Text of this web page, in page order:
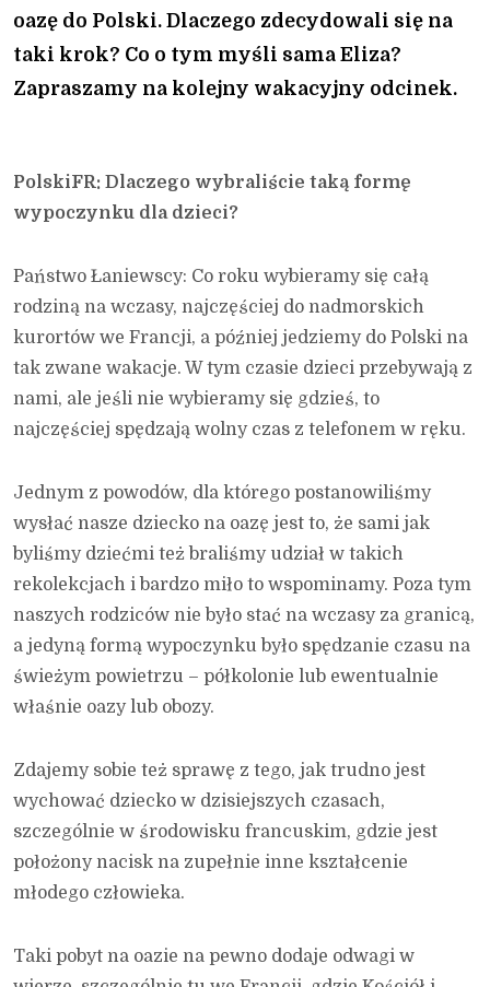
oazę do Polski. Dlaczego zdecydowali się na
taki krok? Co o tym myśli sama Eliza?
Zapraszamy na kolejny wakacyjny odcinek.
PolskiFR: Dlaczego wybraliście taką formę
wypoczynku dla dzieci?
Państwo Łaniewscy: Co roku wybieramy się całą
rodziną na wczasy, najczęściej do nadmorskich
kurortów we Francji, a później jedziemy do Polski na
tak zwane wakacje. W tym czasie dzieci przebywają z
nami, ale jeśli nie wybieramy się gdzieś, to
najczęściej spędzają wolny czas z telefonem w ręku.
Jednym z powodów, dla którego postanowiliśmy
wysłać nasze dziecko na oazę jest to, że sami jak
byliśmy dziećmi też braliśmy udział w takich
rekolekcjach i bardzo miło to wspominamy. Poza tym
naszych rodziców nie było stać na wczasy za granicą,
a jedyną formą wypoczynku było spędzanie czasu na
świeżym powietrzu – półkolonie lub ewentualnie
właśnie oazy lub obozy.
Zdajemy sobie też sprawę z tego, jak trudno jest
wychować dziecko w dzisiejszych czasach,
szczególnie w środowisku francuskim, gdzie jest
położony nacisk na zupełnie inne kształcenie
młodego człowieka.
Taki pobyt na oazie na pewno dodaje odwagi w